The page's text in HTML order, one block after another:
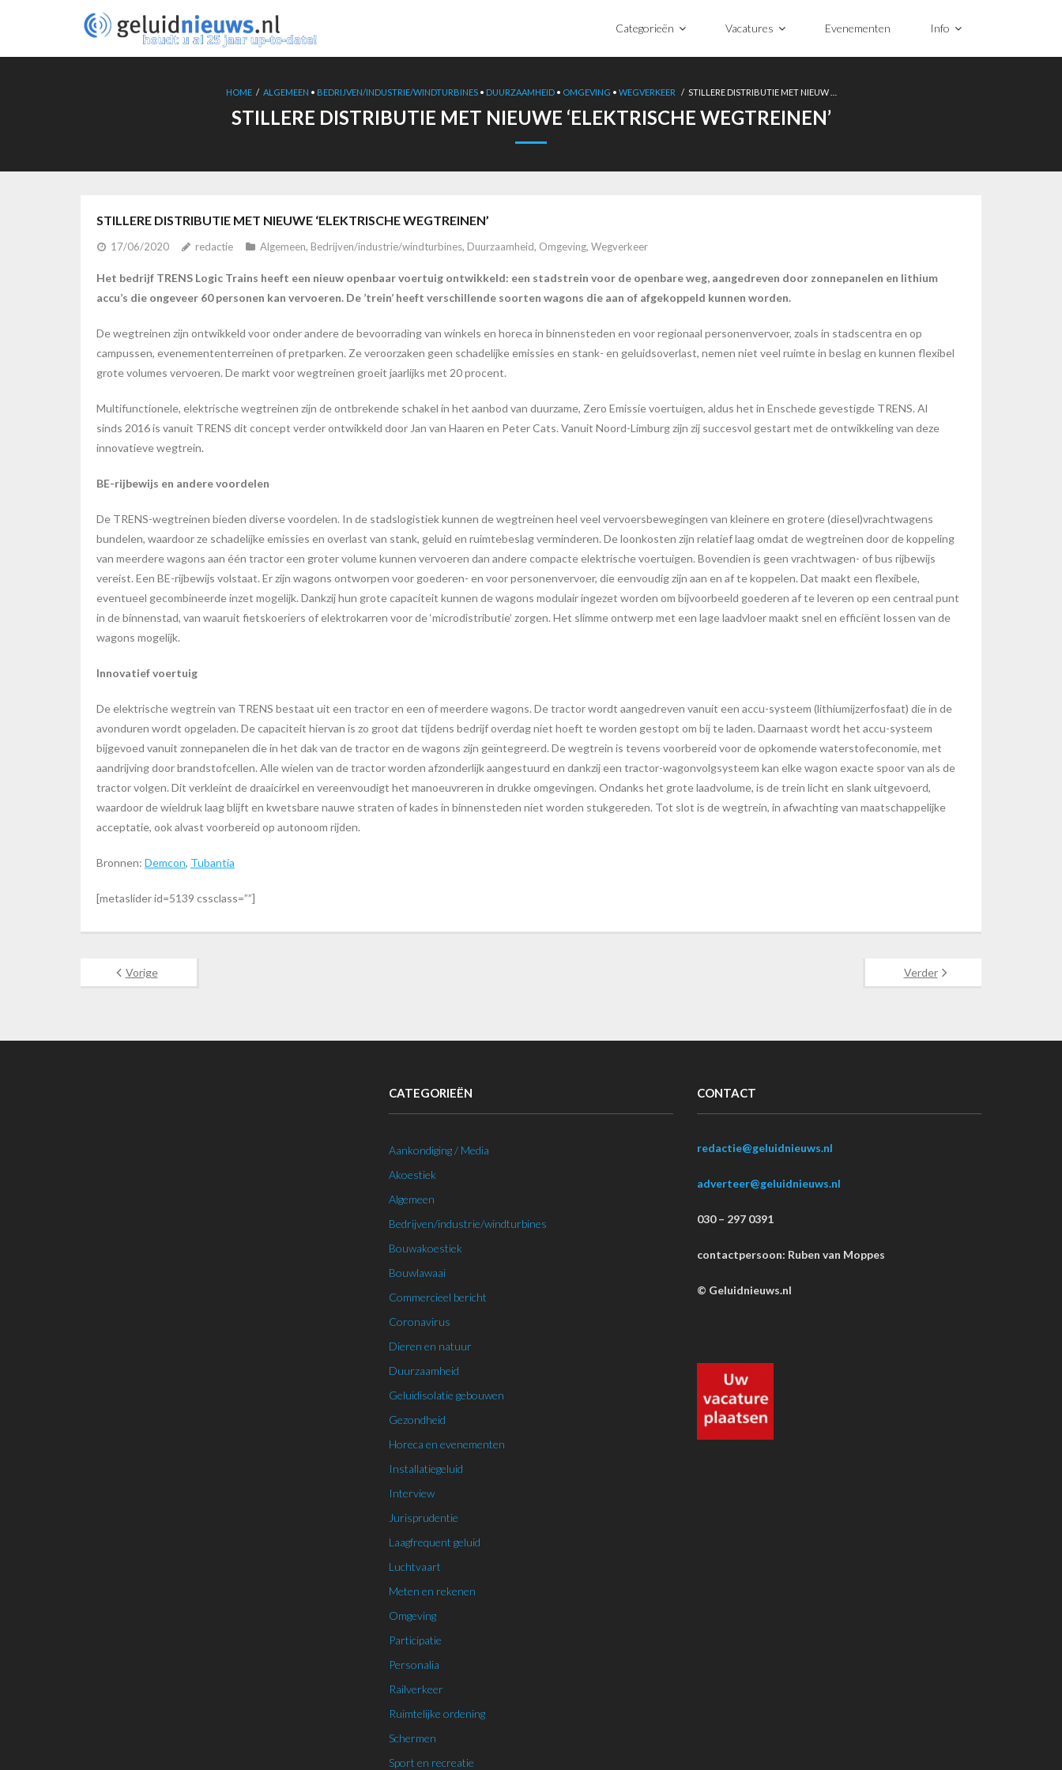
Categorieën Vacatures Evenementen Info
HOME / ALGEMEEN • BEDRIJVEN/INDUSTRIE/WINDTURBINES• DUURZAAMHEID• OMGEVING • WEGVERKEER / STILLERE DISTRIBUTIE MET NIEUW …
STILLERE DISTRIBUTIE MET NIEUWE ‘ELEKTRISCHE WEGTREINEN’
STILLERE DISTRIBUTIE MET NIEUWE ‘ELEKTRISCHE WEGTREINEN’
17/06/2020 redactie Algemeen, Bedrijven/industrie/windturbines, Duurzaamheid, Omgeving, Wegverkeer
Het bedrijf TRENS Logic Trains heeft een nieuw openbaar voertuig ontwikkeld: een stadstrein voor de openbare weg, aangedreven door zonnepanelen en lithium
accu’s die ongeveer 60 personen kan vervoeren. De ’trein’ heeft verschillende soorten wagons die aan of afgekoppeld kunnen worden.
De wegtreinen zijn ontwikkeld voor onder andere de bevoorrading van winkels en horeca in binnensteden en voor regionaal personenvervoer, zoals in stadscentra en op
campussen, evenemententerreinen of pretparken. Ze veroorzaken geen schadelijke emissies en stank- en geluidsoverlast, nemen niet veel ruimte in beslag en kunnen flexibel
grote volumes vervoeren. De markt voor wegtreinen groeit jaarlijks met 20 procent.
Multifunctionele, elektrische wegtreinen zijn de ontbrekende schakel in het aanbod van duurzame, Zero Emissie voertuigen, aldus het in Enschede gevestigde TRENS. Al
sinds 2016 is vanuit TRENS dit concept verder ontwikkeld door Jan van Haaren en Peter Cats. Vanuit Noord-Limburg zijn zij succesvol gestart met de ontwikkeling van deze
innovatieve wegtrein.
BE-rijbewijs en andere voordelen
De TRENS-wegtreinen bieden diverse voordelen. In de stadslogistiek kunnen de wegtreinen heel veel vervoersbewegingen van kleinere en grotere (diesel)vrachtwagens
bundelen, waardoor ze schadelijke emissies en overlast van stank, geluid en ruimtebeslag verminderen. De loonkosten zijn relatief laag omdat de wegtreinen door de koppeling
van meerdere wagons aan één tractor een groter volume kunnen vervoeren dan andere compacte elektrische voertuigen. Bovendien is geen vrachtwagen- of bus rijbewijs
vereist. Een BE-rijbewijs volstaat. Er zijn wagons ontworpen voor goederen- en voor personenvervoer, die eenvoudig zijn aan en af te koppelen. Dat maakt een flexibele,
eventueel gecombineerde inzet mogelijk. Dankzij hun grote capaciteit kunnen de wagons modulair ingezet worden om bijvoorbeeld goederen af te leveren op een centraal punt
in de binnenstad, van waaruit fietskoeriers of elektrokarren voor de ‘microdistributie’ zorgen. Het slimme ontwerp met een lage laadvloer maakt snel en efficiënt lossen van de
wagons mogelijk.
Innovatief voertuig
De elektrische wegtrein van TRENS bestaat uit een tractor en een of meerdere wagons. De tractor wordt aangedreven vanuit een accu-systeem (lithiumijzerfosfaat) die in de
avonduren wordt opgeladen. De capaciteit hiervan is zo groot dat tijdens bedrijf overdag niet hoeft te worden gestopt om bij te laden. Daarnaast wordt het accu-systeem
bijgevoed vanuit zonnepanelen die in het dak van de tractor en de wagons zijn geïntegreerd. De wegtrein is tevens voorbereid voor de opkomende waterstofeconomie, met
aandrijving door brandstofcellen. Alle wielen van de tractor worden afzonderlijk aangestuurd en dankzij een tractor-wagonvolgsysteem kan elke wagon exacte spoor van als de
tractor volgen. Dit verkleint de draaicirkel en vereenvoudigt het manoeuvreren in drukke omgevingen. Ondanks het grote laadvolume, is de trein licht en slank uitgevoerd,
waardoor de wieldruk laag blijft en kwetsbare nauwe straten of kades in binnensteden niet worden stukgereden. Tot slot is de wegtrein, in afwachting van maatschappelijke
acceptatie, ook alvast voorbereid op autonoom rijden.
Bronnen: Demcon, Tubantia
[metaslider id=5139 cssclass=””]
Vorige Verder
CATEGORIEËN
Aankondiging / Media
Akoestiek
Algemeen
Bedrijven/industrie/windturbines
Bouwakoestiek
Bouwlawaai
Commercieel bericht
Coronavirus
Dieren en natuur
Duurzaamheid
Geluidisolatie gebouwen
Gezondheid
Horeca en evenementen
Installatiegeluid
Interview
Jurisprudentie
Laagfrequent geluid
Luchtvaart
Meten en rekenen
Omgeving
Participatie
Personalia
Railverkeer
Ruimtelijke ordening
Schermen
Sport en recreatie
CONTACT
redactie@geluidnieuws.nl
adverteer@geluidnieuws.nl
030 – 297 0391
contactpersoon: Ruben van Moppes
© Geluidnieuws.nl